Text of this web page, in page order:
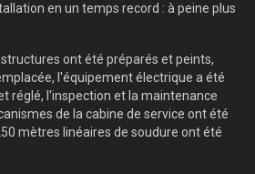
en un temps record : à peine plus
ont été préparés et peints,
l'équipement électrique a été
réglé, l'inspection et la maintenance
de la cabine de service ont été
mètres linéaires de soudure ont été